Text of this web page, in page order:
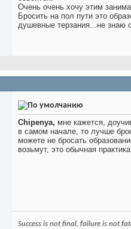
Очень очень хочу этим
Бросить на пол пути это
душевные терзания...не знаю
Chipenya, мне кажется,
в самом начале, то лучше
можете не бросать
возьмут, это обычная
Success is not final, failure is not